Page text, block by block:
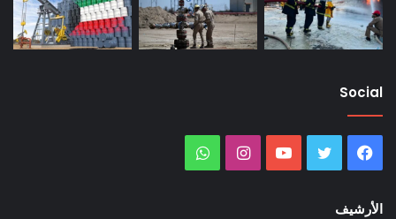
Social
فيسبوك تويتر يوتيوب انستقرام
الأرشيف